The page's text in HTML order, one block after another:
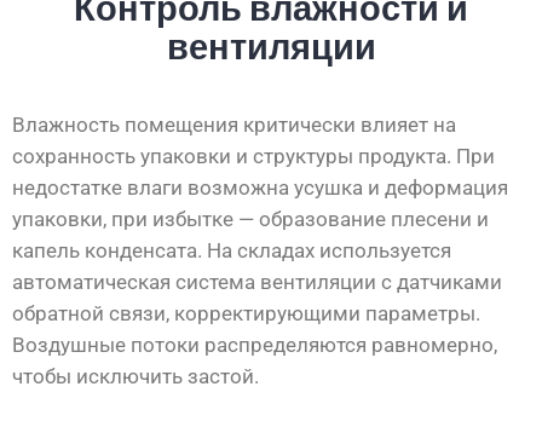
вентиляции
Влажность помещения критически влияет на
сохранность упаковки и структуры продукта. При
недостатке влаги возможна усушка и деформация
упаковки, при избытке — образование плесени и
капель конденсата. На складах используется
автоматическая система вентиляции с датчиками
обратной связи, корректирующими параметры.
Воздушные потоки распределяются равномерно,
чтобы исключить застой.